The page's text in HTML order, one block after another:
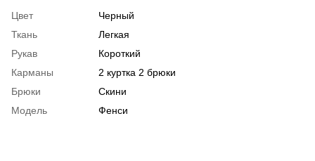
Цвет
Черный
Ткань
Легкая
Рукав
Короткий
Карманы
2 куртка 2 брюки
Брюки
Скини
Модель
Фенси